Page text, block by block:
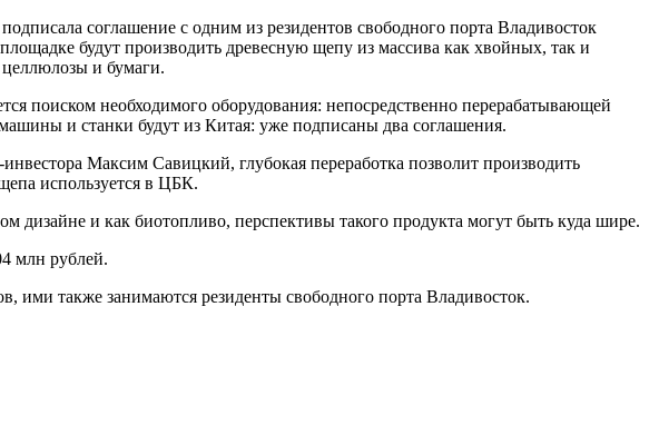
соглашение с одним из резидентов свободного порта Владивосток
будут производить древесную щепу из массива как хвойных, так и
целлюлозы и бумаги.
поиском необходимого оборудования: непосредственно перерабатывающей
и станки будут из Китая: уже подписаны два соглашения.
Максим Савицкий, глубокая переработка позволит производить
используется в ЦБК.
дизайне и как биотопливо, перспективы такого продукта могут быть куда шире.
млн рублей.
ими также занимаются резиденты свободного порта Владивосток.